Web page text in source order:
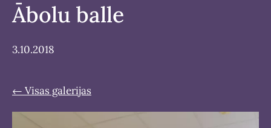
Ābolu balle
3.10.2018
Visas galerijas